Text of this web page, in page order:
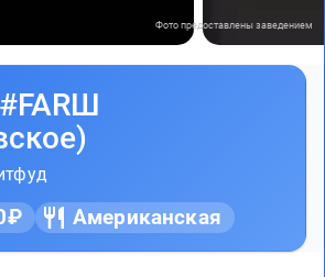
Фото предоставлены заведением
Американская